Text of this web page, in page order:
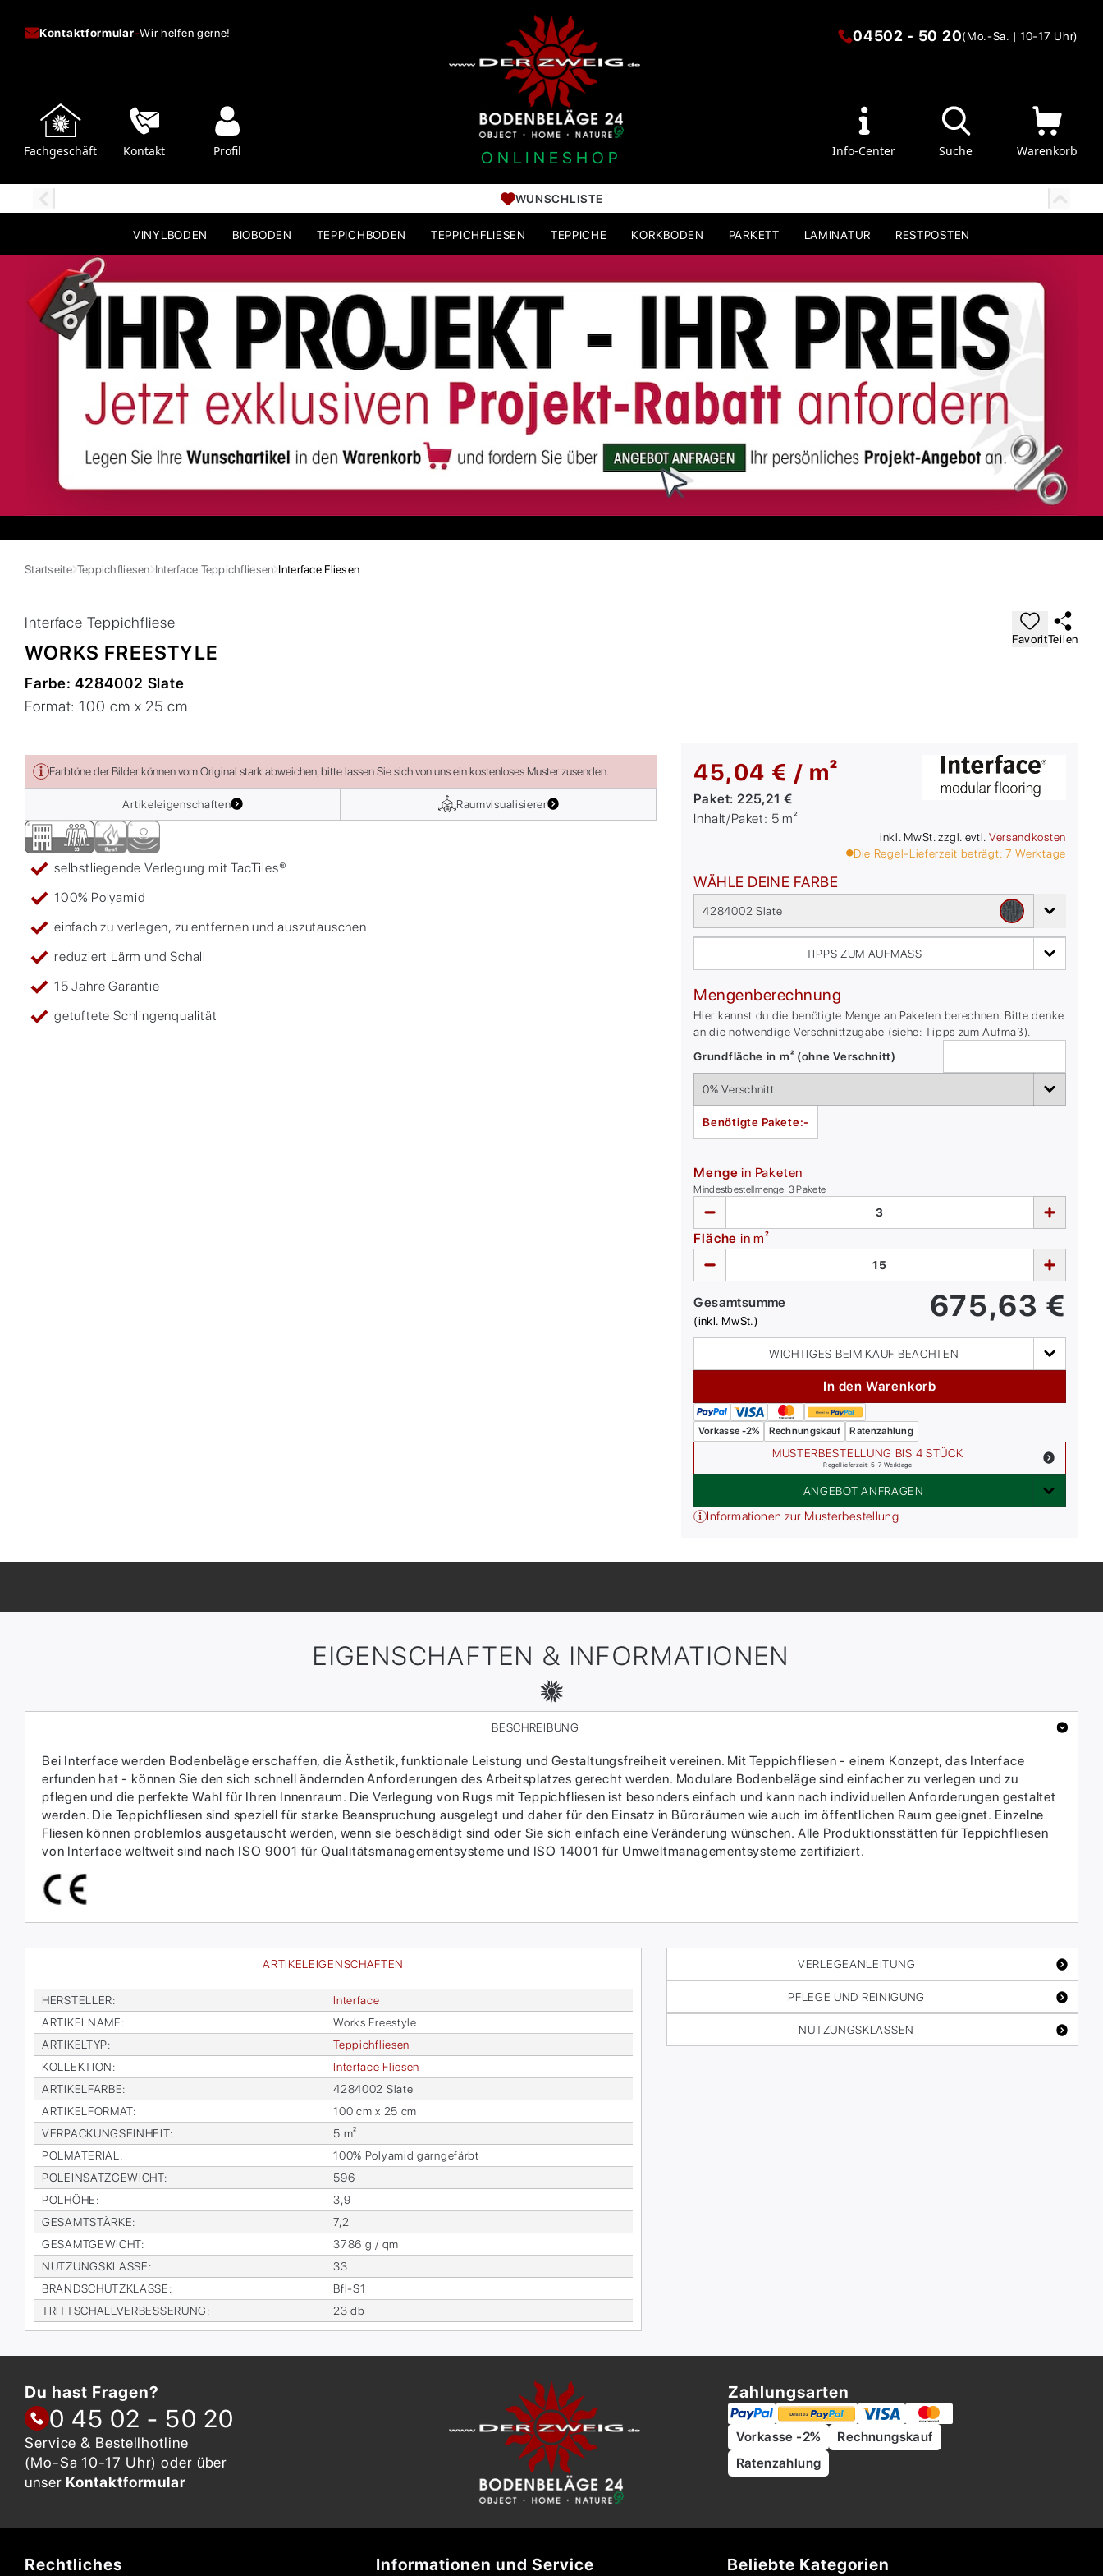
Kontaktformular-Wir helfen gerne!
Fachgeschäft Kontakt Profil ONLINESHOP
04502 - 50 20(Mo.-Sa. | 10-17 Uhr)
Info-Center Suche Warenkorb
WUNSCHLISTE
VINYLBODEN BIOBODEN TEPPICHBODEN TEPPICHFLIESEN TEPPICHE KORKBODEN PARKETT LAMINATUR RESTPOSTEN
Startseite Teppichfliesen Interface Teppichfliesen Interface Fliesen
Interface Teppichfliese
WORKS FREESTYLE
Farbe:4284002 Slate
Format:100 cm x 25 cm
FavoritTeilen
Farbtöne der Bilder können vom Original stark abweichen, bitte lassen Sie sich von uns ein kostenloses Muster zusenden.
Artikeleigenschaften Raumvisualisierer
selbstliegende Verlegung mit TacTiles®
100% Polyamid
einfach zu verlegen, zu entfernen und auszutauschen
reduziert Lärm und Schall
15 Jahre Garantie
getuftete Schlingenqualität
45,04 € / m²
Paket: 225,21 €
Inhalt/Paket: 5 m²
inkl. MwSt. zzgl. evtl. Versandkosten
Die Regel-Lieferzeit beträgt: 7 Werktage
WÄHLE DEINE FARBE
4284002 Slate
TIPPS ZUM AUFMASS
Mengenberechnung
Hier kannst du die benötigte Menge an Paketen berechnen. Bitte denke
an die notwendige Verschnittzugabe (siehe: Tipps zum Aufmaß).
Grundfläche in m² (ohne Verschnitt)
Benötigte Pakete:-
Menge in Paketen
Mindestbestellmenge: 3Pakete
Fläche in m²
Gesamtsumme
(inkl. MwSt.) 675,63 €
WICHTIGES BEIM KAUF BEACHTEN
In den Warenkorb
Vorkasse -2% Rechnungskauf Ratenzahlung
MUSTERBESTELLUNG BIS 4 STÜCK
Regellieferzeit: 5-7 Werktage
ANGEBOT ANFRAGEN
Informationen zur Musterbestellung
EIGENSCHAFTEN & INFORMATIONEN
ARTIKELEIGENSCHAFTEN
HER­STEL­LER:
In­ter­face
AR­TI­KEL­NA­ME:
Works Free­style
AR­TI­KEL­TYP:
Tep­pich­flie­sen
KOL­LEK­TI­ON:
In­ter­face Flie­sen
AR­TI­KEL­FAR­BE:
4284002 Sla­te
AR­TI­KEL­FOR­MAT:
100 cm x 25 cm
VER­PA­CKUNGS­EIN­HEIT:
5 m²
POL­MA­TE­RI­AL:
100% Po­ly­amid garn­ge­färbt
POL­EIN­SATZ­GE­WICHT:
596
POL­HÖ­HE:
3,9
GE­SAMT­STÄR­KE:
7,2
GE­SAMT­GE­WICHT:
3786 g / qm
NUT­ZUNGS­KLAS­SE:
33
BRAND­SCHUTZ­KLAS­SE:
Bfl-S1
TRITT­SCHALL­VER­BES­SE­RUNG: 23 db
BESCHREIBUNG
Bei Interface werden Bodenbeläge erschaffen, die Ästhetik, funktionale Leistung und Gestaltungsfreiheit vereinen. Mit Teppichfliesen - einem Konzept, das Interface
erfunden hat - können Sie den sich schnell ändernden Anforderungen des Arbeitsplatzes gerecht werden. Modulare Bodenbeläge sind einfacher zu verlegen und zu
pflegen und die perfekte Wahl für Ihren Innenraum.​ Die Verlegung von Rugs mit Teppichfliesen ist besonders einfach und kann nach individuellen Anforderungen gestaltet
werden.​ Die Teppichfliesen sind speziell für starke Beanspruchung ausgelegt und daher für den Einsatz in Büroräumen wie auch im öffentlichen Raum geeignet. Einzelne
Fliesen können problemlos ausgetauscht werden, wenn sie beschädigt sind oder Sie sich einfach eine Veränderung wünschen. Alle Produktionsstätten für Teppichfliesen
von Interface weltweit sind nach ISO 9001 für Qualitätsmanagementsysteme und ISO 14001 für Umweltmanagementsysteme zertifiziert.
VERLEGEANLEITUNG
PFLEGE UND REINIGUNG
NUTZUNGSKLASSEN
Du hast Fragen?
0 45 02 - 50 20
Service & Bestellhotline
(Mo-Sa 10-17 Uhr) oder über
unser Kontaktformular
Zahlungsarten
Vorkasse -2%
Rechnungskauf
Ratenzahlung
Rechtliches Informationen und Service Beliebte Kategorien